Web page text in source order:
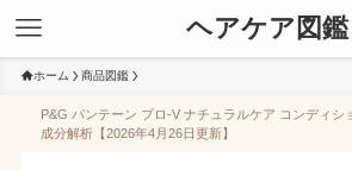
ヘアケア図鑑
ホーム 商品図鑑
P&G パンテーン プロ-V ナチュラルケア コンディシ
成分解析【2026年4月26日更新】